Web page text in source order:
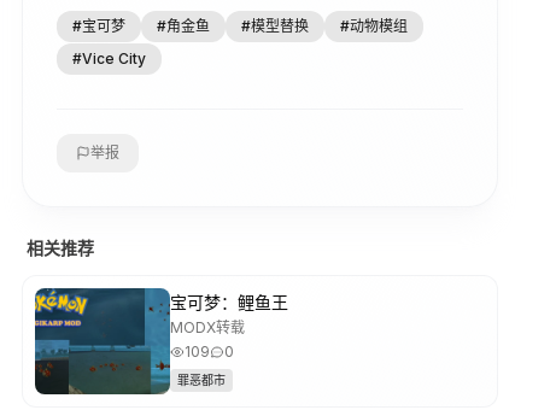
#宝可梦 #角金鱼 #模型替换 #动物模组
#Vice City
举报
相关推荐
宝可梦：鲤鱼王
MODX转载
109
0
罪恶都市